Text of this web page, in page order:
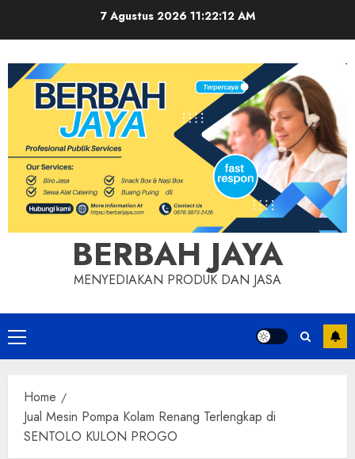
7 Agustus 2026 11:22:12 AM
BERBAH JAYA
MENYEDIAKAN PRODUK DAN JASA
Primary
Menu
Home
Jual Mesin Pompa Kolam Renang Terlengkap di
SENTOLO KULON PROGO